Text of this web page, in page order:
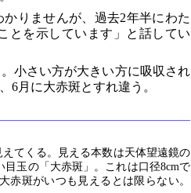
りませんが、過去2年半にわた
とを示しています」と話してい
小さい方が大きい方に吸収され
6月に大赤斑とすれ違う。
てくる。見える本数は天体望遠鏡の
玉の「大赤斑」。これは口径8cmで
赤斑がいつも見えるとは限らない。